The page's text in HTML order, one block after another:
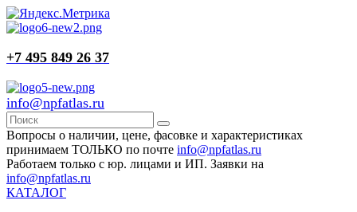
+7 495 849 26 37
info@npfatlas.ru
Вопросы о наличии, цене, фасовке и характеристиках
принимаем ТОЛЬКО по почте info@npfatlas.ru
Работаем только с юр. лицами и ИП. Заявки на
info@npfatlas.ru
КАТАЛОГ